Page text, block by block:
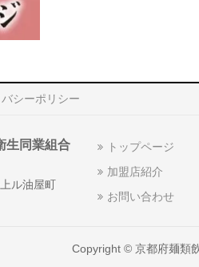
シーポリシー
生同業組合
ル油屋町
トップページ
加盟店紹介
お問い合わせ
Copyright © 京都府麺類